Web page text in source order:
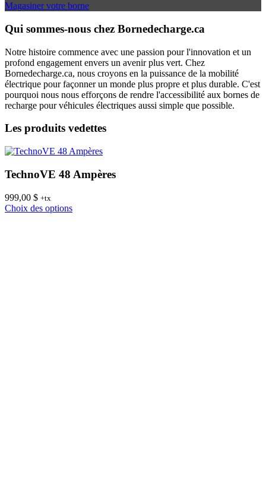
Magasiner votre borne
Qui sommes-nous chez Bornedecharge.ca
Notre histoire commence avec une passion pour l'innovation et un
profond engagement envers un avenir plus vert. Chez
Bornedecharge.ca, nous croyons en la puissance de la mobilité
électrique pour façonner un monde plus propre et plus durable. C'est
pourquoi nous nous efforçons de rendre l'accessibilité aux bornes de
recharge pour véhicules électriques aussi simple que possible.
Les produits vedettes
TechnoVE 48 Ampères
999,00 $ +tx
Choix des optionsCe